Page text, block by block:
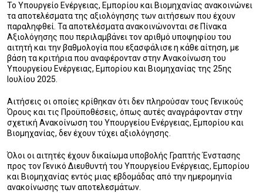
Το Υπουργείο Ενέργειας, Εμπορίου και Βιομηχανίας ανακοινώνει
τα αποτελέσματα της αξιολόγησης των αιτήσεων που έχουν
παραληφθεί. Τα αποτελέσματα ανακοινώνονται σε Πίνακα
Αξιολόγησης που περιλαμβάνει τον αριθμό υποψηφίου του
αιτητή και την βαθμολογία που εξασφάλισε η κάθε αίτηση, με
βάση τα κριτήρια που αναφέρονταν στην Ανακοίνωση του
Υπουργείου Ενέργειας, Εμπορίου και Βιομηχανίας της 25ης
Ιουλίου 2025.
Αιτήσεις οι οποίες κρίθηκαν ότι δεν πληρούσαν τους Γενικούς
Όρους και τις Προϋποθέσεις, όπως αυτές αναγράφονταν στην
σχετική Ανακοίνωση του Υπουργείου Ενέργειας, Εμπορίου και
Βιομηχανίας, δεν έχουν τύχει αξιολόγησης.
Όλοι οι αιτητές έχουν δικαίωμα υποβολής Γραπτής Ένστασης
προς τον Γενικό Διευθυντή του Υπουργείου Ενέργειας, Εμπορίου
και Βιομηχανίας εντός μιας εβδομάδας από την ημερομηνία
ανακοίνωσης των αποτελεσμάτων.